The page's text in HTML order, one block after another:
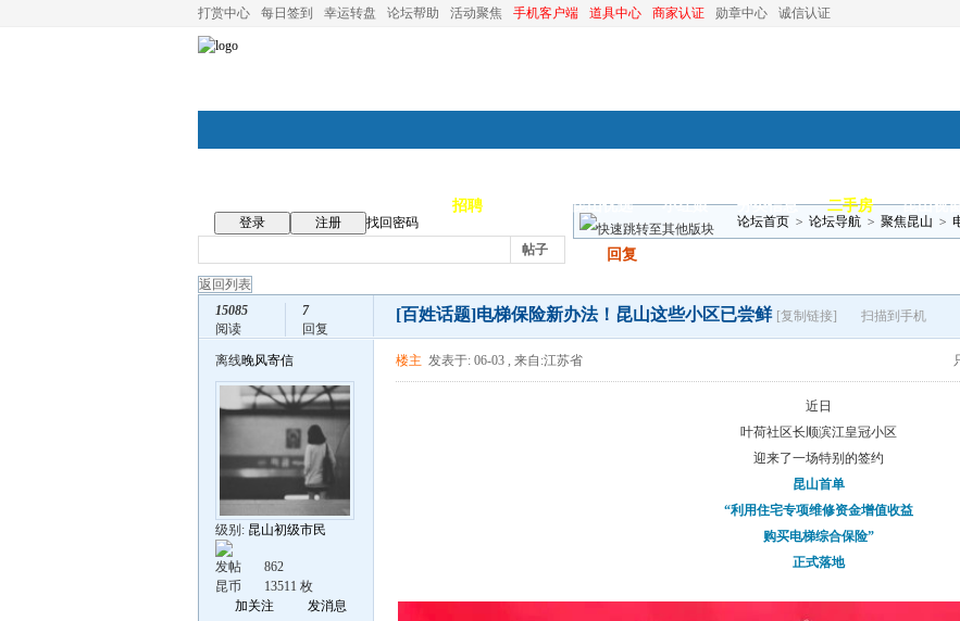
打赏中心 每日签到 幸运转盘 论坛帮助 活动聚焦 手机客户端 道具中心 商家认证 勋章中心 诚信认证
招聘 昆山优选 小红娘 分类信息 二手房 昆山视
登录 注册
找回密码
帖子
论坛首页 > 论坛导航 > 聚焦昆山 >
回复
返回列表
15085
阅读
7
回复
[百姓话题]电梯保险新办法！昆山这些小区已尝鲜 [复制链接] 扫描到手机
离线晚风寄信
级别: 昆山初级市民
发帖
862
昆币
13511 枚
加关注
发消息
楼主 发表于: 06-03 , 来自:江苏省
近日
叶荷社区长顺滨江皇冠小区
迎来了一场特别的签约
昆山首单
“利用住宅专项维修资金增值收益
购买电梯综合保险”
正式落地